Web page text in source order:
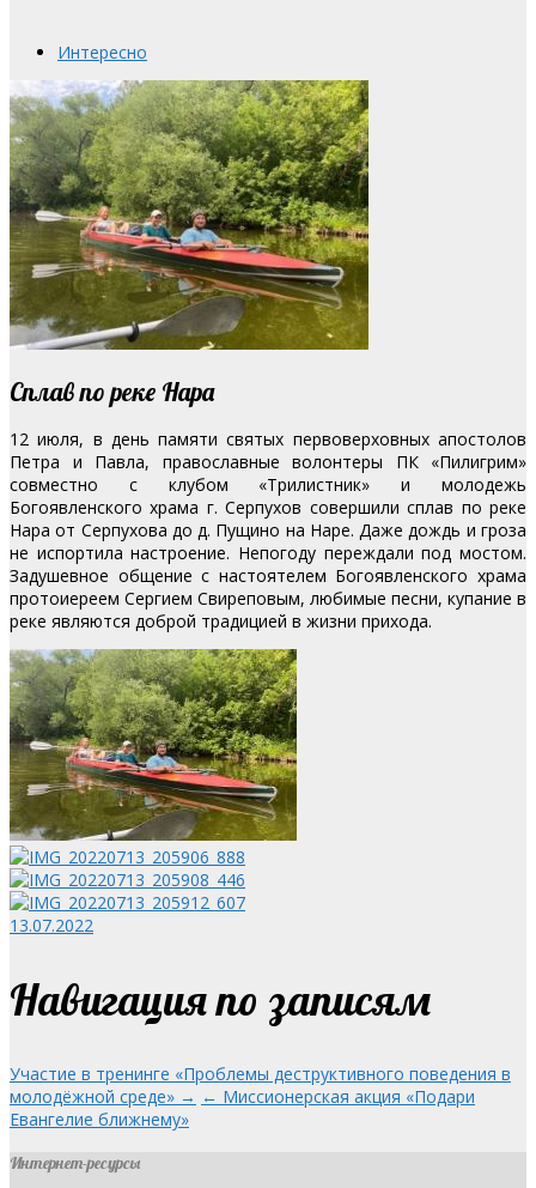
Интересно
Сплав по реке Нара
12 июля, в день памяти святых первоверховных апостолов
Петра и Павла, православные волонтеры ПК «Пилигрим»
совместно с клубом «Трилистник» и молодежь
Богоявленского храма г. Серпухов совершили сплав по реке
Нара от Серпухова до д. Пущино на Наре. Даже дождь и гроза
не испортила настроение. Непогоду переждали под мостом.
Задушевное общение с настоятелем Богоявленского храма
протоиереем Сергием Свиреповым, любимые песни, купание в
реке являются доброй традицией в жизни прихода.
13.07.2022
Навигация по записям
Участие в тренинге «Проблемы деструктивного поведения в
молодёжной среде» → ← Миссионерская акция «Подари
Евангелие ближнему»
Интернет-ресурсы